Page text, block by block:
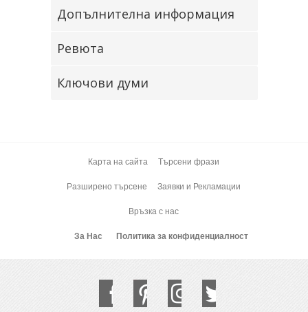
Допълнителна информация
Ревюта
Ключови думи
Карта на сайта Търсени фрази
Разширено търсене Заявки и Рекламации
Връзка с нас
За Нас Политика за конфиденциалност